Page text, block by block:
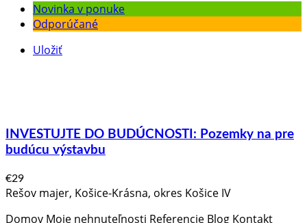
Novinka v ponuke
Odporúčané
Uložiť
INVESTUJTE DO BUDÚCNOSTI: Pozemky na pre
budúcu výstavbu
€29
Rešov majer, Košice-Krásna, okres Košice IV
Domov Moje nehnuteľnosti Referencie Blog Kontakt